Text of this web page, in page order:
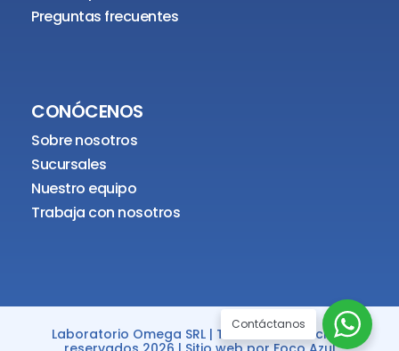
Preguntas frecuentes
CONÓCENOS
Sobre nosotros
Sucursales
Nuestro equipo
Trabaja con nosotros
Laboratorio Omega SRL | Todos los derechos
Contáctanos